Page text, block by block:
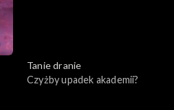
Tanie dranie
Czyżby upadek akademii?